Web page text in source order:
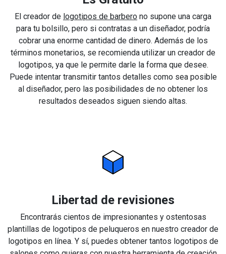
El creador de logotipos de barbero no supone una carga
para tu bolsillo, pero si contratas a un diseñador, podría
cobrar una enorme cantidad de dinero. Además de los
términos monetarios, se recomienda utilizar un creador de
logotipos, ya que le permite darle la forma que desee.
Puede intentar transmitir tantos detalles como sea posible
al diseñador, pero las posibilidades de no obtener los
resultados deseados siguen siendo altas.
Libertad de revisiones
Encontrarás cientos de impresionantes y ostentosas
plantillas de logotipos de peluqueros en nuestro creador de
logotipos en línea. Y sí, puedes obtener tantos logotipos de